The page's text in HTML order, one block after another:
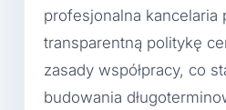
profesjonalna
transparentną politykę
zasady współpracy, co
budowania